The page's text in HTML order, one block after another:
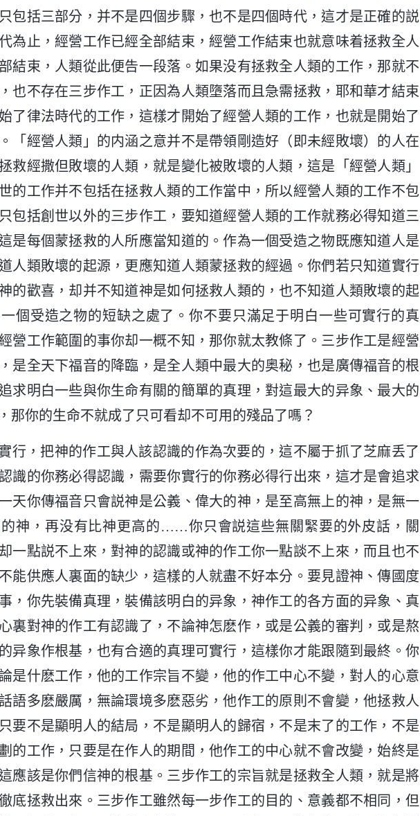
包括三部分，并不是四個步驟，也不是四個時代，這才是正確的説
為止，經營工作已經全部結束，經營工作結束也就意味着拯救全人
結束，人類從此便告一段落。如果没有拯救全人類的工作，那就不
也不存在三步作工，正因為人類墮落而且急需拯救，耶和華才結束
了律法時代的工作，這樣才開始了經營人類的工作，也就是開始了
「經營人類」的内涵之意并不是帶領剛造好（即未經敗壞）的人在
救經撒但敗壞的人類，就是變化被敗壞的人類，這是「經營人類」
的工作并不包括在拯救人類的工作當中，所以經營人類的工作不包
包括創世以外的三步作工，要知道經營人類的工作就務必得知道三
是每個蒙拯救的人所應當知道的。作為一個受造之物既應知道人是
人類敗壞的起源，更應知道人類蒙拯救的經過。你們若只知道實行
的歡喜，却并不知道神是如何拯救人類的，也不知道人類敗壞的起
個受造之物的短缺之處了。你不要只滿足于明白一些可實行的真
營工作範圍的事你却一概不知，那你就太教條了。三步作工是經營
是全天下福音的降臨，是全人類中最大的奥秘，也是廣傳福音的根
求明白一些與你生命有關的簡單的真理，對這最大的异象、最大的
那你的生命不就成了只可看却不可用的殘品了嗎？
行，把神的作工與人該認識的作為次要的，這不屬于抓了芝麻丢了
識的你務必得認識，需要你實行的你務必得行出來，這才是會追求
天你傳福音只會説神是公義、偉大的神，是至高無上的神，是無一
神，再没有比神更高的……你只會説這些無關緊要的外皮話，關
一點説不上來，對神的認識或神的作工你一點談不上來，而且也不
能供應人裏面的缺少，這樣的人就盡不好本分。要見證神、傳國度
，你先裝備真理，裝備該明白的异象，神作工的各方面的异象、真
裏對神的作工有認識了，不論神怎麽作，或是公義的審判，或是熬
异象作根基，也有合適的真理可實行，這樣你才能跟隨到最終。你
是什麽工作，他的工作宗旨不變，他的作工中心不變，對人的心意
語多麽嚴厲，無論環境多麽惡劣，他作工的原則不會變，他拯救人
要不是顯明人的結局，不是顯明人的歸宿，不是末了的工作，不是
的工作，只要是在作人的期間，他作工的中心就不會改變，始終是
應該是你們信神的根基。三步作工的宗旨就是拯救全人類，就是將
底拯救出來。三步作工雖然每一步作工的目的、意義都不相同，但